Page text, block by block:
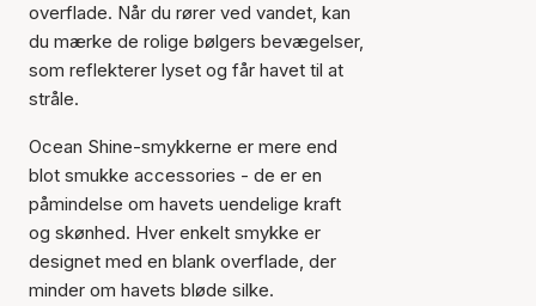
overflade. Når du rører ved vandet, kan
du mærke de rolige bølgers bevægelser,
som reflekterer lyset og får havet til at
stråle.
Ocean Shine-smykkerne er mere end
blot smukke accessories - de er en
påmindelse om havets uendelige kraft
og skønhed. Hver enkelt smykke er
designet med en blank overflade, der
minder om havets bløde silke.